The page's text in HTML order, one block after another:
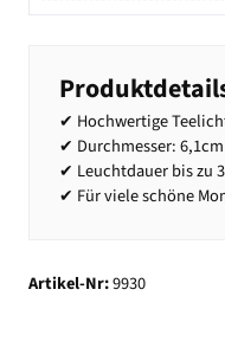
✔ Hochwertige
✔ Durchmesser: 6,1cm
✔ Leuchtdauer bis zu
✔ Für viele schöne
Artikel-Nr:9930